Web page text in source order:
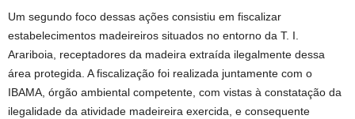
Um segundo foco dessas ações consistiu em fiscalizar
estabelecimentos madeireiros situados no entorno da T. I.
Arariboia, receptadores da madeira extraída ilegalmente dessa
área protegida. A fiscalização foi realizada juntamente com o
IBAMA, órgão ambiental competente, com vistas à constatação da
ilegalidade da atividade madeireira exercida, e consequente